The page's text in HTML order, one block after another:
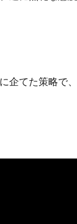
企てた策略で